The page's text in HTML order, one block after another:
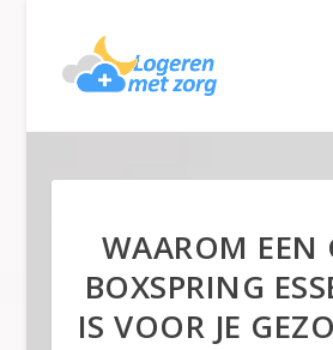
WAAROM EEN
BOXSPRING
IS VOOR JE